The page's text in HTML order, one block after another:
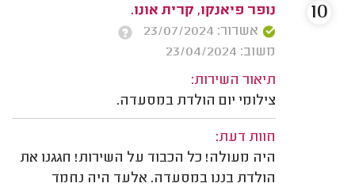
נופר פיאנקו, קרית אונו.
אשרור: 23/07/2024
משוב: 23/04/2024
תיאור השירות:
צילומי יום הולדת במסעדה.
חוות דעת:
היה מעולה! כל הכבוד על השירות! חגגנו את
הולדת בננו במסעדה. אלעד היה נחמד
10